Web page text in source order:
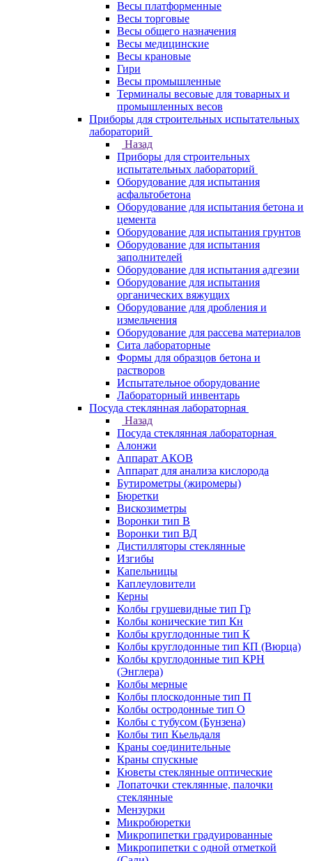
Весы платформенные
Весы торговые
Весы общего назначения
Весы медицинские
Весы крановые
Гири
Весы промышленные
Терминалы весовые для товарных и
промышленных весов
Приборы для строительных испытательных
лабораторий
Назад
Приборы для строительных
испытательных лабораторий
Оборудование для испытания
асфальтобетона
Оборудование для испытания бетона и
цемента
Оборудование для испытания грунтов
Оборудование для испытания
заполнителей
Оборудование для испытания адгезии
Оборудование для испытания
органических вяжущих
Оборудование для дробления и
измельчения
Оборудование для рассева материалов
Сита лабораторные
Формы для образцов бетона и
растворов
Испытательное оборудование
Лабораторный инвентарь
Посуда стеклянная лабораторная
Назад
Посуда стеклянная лабораторная
Алонжи
Аппарат АКОВ
Аппарат для анализа кислорода
Бутирометры (жиромеры)
Бюретки
Вискозиметры
Воронки тип В
Воронки тип ВД
Дистилляторы стеклянные
Изгибы
Капельницы
Каплеуловители
Керны
Колбы грушевидные тип Гр
Колбы конические тип Кн
Колбы круглодонные тип К
Колбы круглодонные тип КП (Вюрца)
Колбы круглодонные тип КРН
(Энглера)
Колбы мерные
Колбы плоскодонные тип П
Колбы остродонные тип О
Колбы с тубусом (Бунзена)
Колбы тип Кьельдаля
Краны соединительные
Краны спускные
Кюветы стеклянные оптические
Лопаточки стеклянные, палочки
стеклянные
Мензурки
Микробюретки
Микропипетки градуированные
Микропипетки с одной отметкой